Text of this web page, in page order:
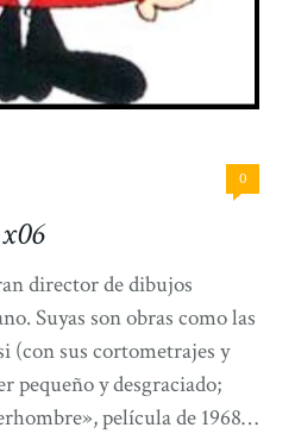
0
director de dibujos
Suyas son obras como las
(con sus cortometrajes y
pequeño y desgraciado;
película de 1968;